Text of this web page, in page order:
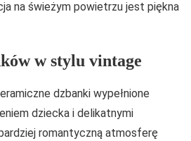
na świeżym powietrzu jest piękna
w stylu vintage
dzbanki wypełnione
dziecka i delikatnymi
romantyczną atmosferę